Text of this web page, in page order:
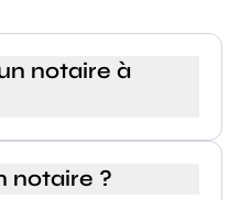
notaire à
notaire ?